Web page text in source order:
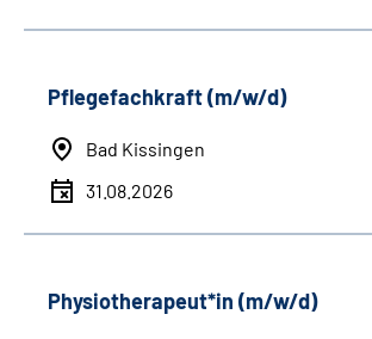
Pflegefachkraft (m/w/d)
Bad Kissingen
31.08.2026
Physiotherapeut*in (m/w/d)